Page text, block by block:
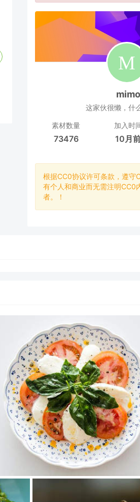
mimo
这家伙很懒，什
素材数量
73476
加入时
10月
根据CC0协议许可条款，遵守
有个人和商业而无需注明CC0
者。！